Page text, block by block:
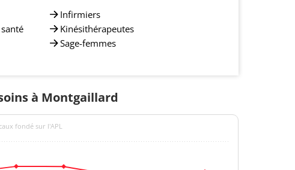
Infirmiers
Kinésithérapeutes
Sage-femmes
à Montgaillard
fondé sur l'APL